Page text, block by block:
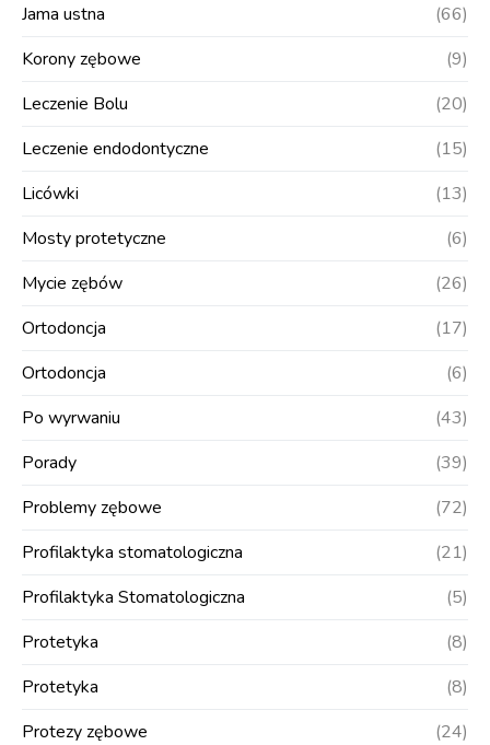
Jama ustna
(66)
Korony zębowe
(9)
Leczenie Bolu
(20)
Leczenie endodontyczne
(15)
Licówki
(13)
Mosty protetyczne
(6)
Mycie zębów
(26)
Ortodoncja
(17)
Ortodoncja
(6)
Po wyrwaniu
(43)
Porady
(39)
Problemy zębowe
(72)
Profilaktyka stomatologiczna
(21)
Profilaktyka Stomatologiczna
(5)
Protetyka
(8)
Protetyka
(8)
Protezy zębowe
(24)